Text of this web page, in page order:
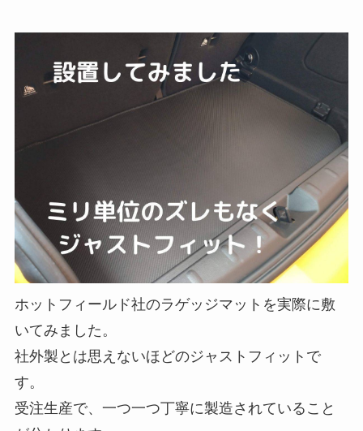
ホットフィールド社のラゲッジマットを実際に敷
いてみました。
社外製とは思えないほどのジャストフィットで
す。
受注生産で、一つ一つ丁寧に製造されていること